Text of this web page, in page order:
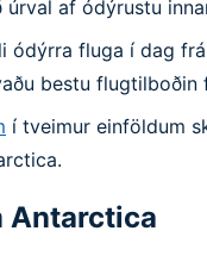
af ódýrustu
ódýrra fluga í dag
bestu flugtilboðin
í tveimur einföldum
Antarctica